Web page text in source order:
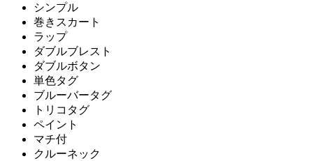
シンプル
巻きスカート
ラップ
ダブルブレスト
ダブルボタン
単色タグ
ブルーバータグ
トリコタグ
ペイント
マチ付
クルーネック